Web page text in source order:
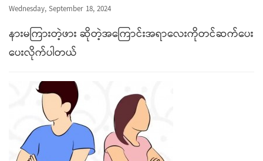
Wednesday, September 18, 2024
နားမကြားတဲ့ဖား ဆိုတဲ့အကြောင်းအရာလေးကိုတင်ဆက်ပေး
ပေးလိုက်ပါတယ်